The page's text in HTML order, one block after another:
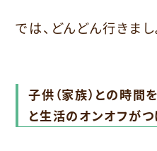
では、どんどん行きまし
子供（家族）との時間
と生活のオンオフが